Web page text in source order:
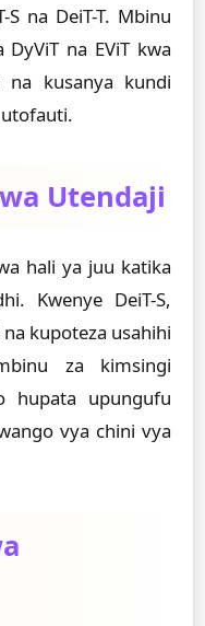
na DeiT-T. Mbinu
na EViT kwa
na kusanya kundi
Utendaji
hali ya juu katika
Kwenye DeiT-S,
kupoteza usahihi
za kimsingi
hupata upungufu
vya chini vya